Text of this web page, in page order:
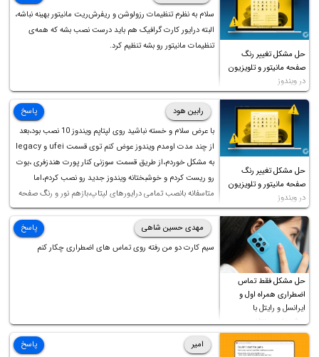
حل مشکل تغییر رنگ
صفحه مانیتور و تلویزیون
در ویندوز
سلام به نظرم تنظیمات رزولوشن و ریفرش‌ریت مانیتور بهینه نباشه،
البته درایور کارت گرافیک هم باید درست نصب بشه که همه‌ی
تنظیمات مانیتور رو بشه تنظیم کرد.
حل مشکل تغییر رنگ
صفحه مانیتور و تلویزیون
در ویندوز
رابین هود
با عرض سلام و خسته نباشید روی لپتاپم ویندوز 10 نصب بود،بعد
از چند مدت اومدم ویندوز عوض کنم توی قسمت ufei و legacy
به مشکل خوردم،از طریق قسمت سوزنی کنار پورت هندزفری ،بوت
رو ریست کردم و خوشبختانه ویندوز جدید رو نصب کردم،اما
متاسفانه بانصب تمامی درایورهای لپتاپ،بازهم نور و رنگ صفحه
چه موقع کار چه موقع پخش فیلم مثل سابق نیست(نور زیاده و بی
کیفیت)،با ابدیت کردن کارت گرافیک،کالیبره کردن و غیره هم نور و
رنگ درست نشد (انگار تصویر ماته)، خواهشمند است راهنمایی
فرمایید باتشکر
پاسخ
حل مشکل فقط تماس
اضطراری همراه اول و
ایرانسل و رایتل با
روش‌های مختلف
مهدی حسین شاهی
سیم کارت دو من رفته روی تماس های اضطراری چکار کنم
پاسخ
امیر
پاسخ